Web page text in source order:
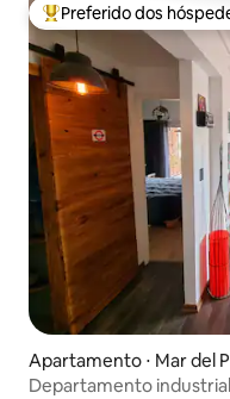
Entre os melhores
Preferido dos
Apartamento ⋅ Mar del
Departamento